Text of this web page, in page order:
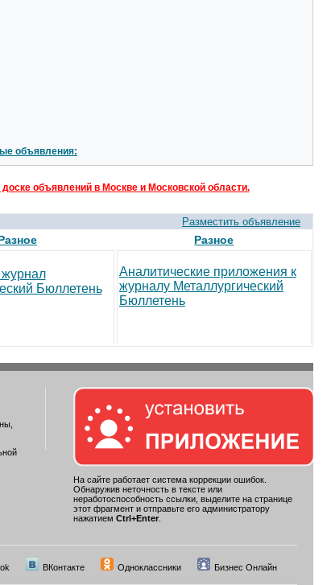
объявления:
объявлений в Москве и Московской области.
Разместить объявление
Бюллетень
Разное
Аналитические приложения к
журналу Металлургический
Бюллетень
На сайте работает система коррекции ошибок.
Обнаружив неточность в тексте или
неработоспособность ссылки, выделите на странице
этот фрагмент и отправьте его администратору
нажатием Ctrl+Enter
ВКонтакте Одноклассники Бизнес Онлайн